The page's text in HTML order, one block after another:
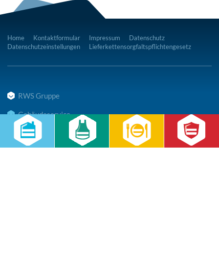
Home Kontaktformular Impressum
Datenschutz
Datenschutzeinstellungen
Lieferkettensorgfaltspflichtengesetz
RWS Gruppe
Gebäudeservice
Hauswirtschaft